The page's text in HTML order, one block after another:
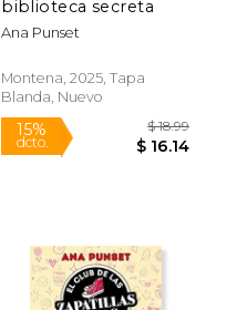
biblioteca secreta
Ana Punset
Montena, 2025, Tapa
Blanda, Nuevo